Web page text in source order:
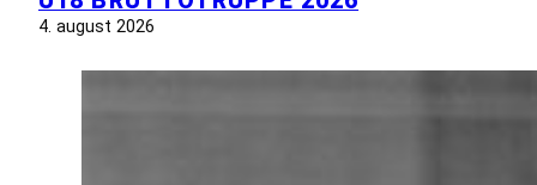
4. august 2026